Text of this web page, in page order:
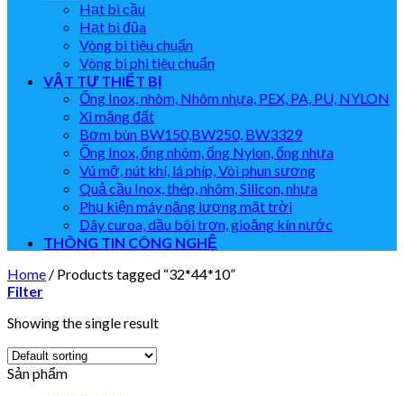
Hạt bi cầu
Hạt bi đũa
Vòng bi tiêu chuẩn
Vòng bi phi tiêu chuẩn
VẬT TƯ THIẾT BỊ
Ống Inox, nhôm, Nhôm nhựa, PEX, PA, PU, NYLON
Xi măng đất
Bơm bùn BW150,BW250, BW3329
Ống Inox, ống nhôm, ống Nylon, ống nhựa
Vú mỡ, nút khí, lá phíp, Vòi phun sương
Quả cầu Inox, thép, nhôm, Silicon, nhựa
Phụ kiện máy năng lượng mặt trời
Dây curoa, dầu bôi trơn, gioăng kín nước
THÔNG TIN CÔNG NGHỆ
Home / Products tagged “32*44*10”
Filter
Showing the single result
Sản phẩm